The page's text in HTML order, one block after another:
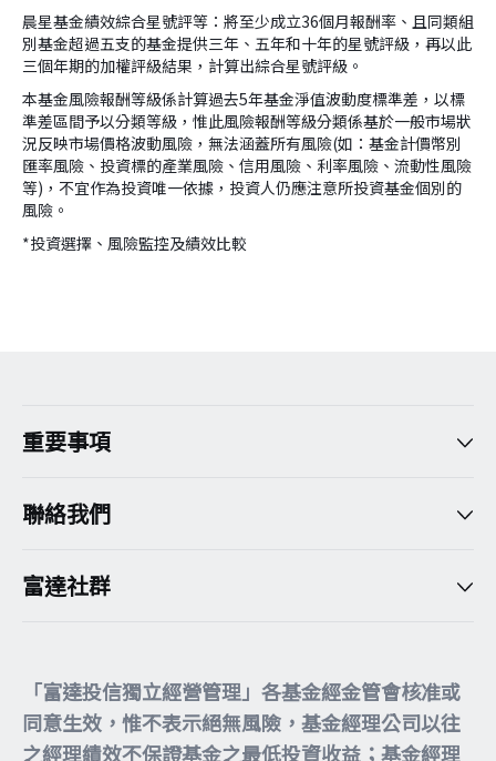
晨星基金績效綜合星號評等：將至少成立36個月報酬率、且同類組
別基金超過五支的基金提供三年、五年和十年的星號評級，再以此
三個年期的加權評級結果，計算出綜合星號評級。
本基金風險報酬等級係計算過去5年基金淨值波動度標準差，以標
準差區間予以分類等級，惟此風險報酬等級分類係基於一般市場狀
況反映市場價格波動風險，無法涵蓋所有風險(如：基金計價幣別
匯率風險、投資標的產業風險、信用風險、利率風險、流動性風險
等)，不宜作為投資唯一依據，投資人仍應注意所投資基金個別的
風險。
*投資選擇、風險監控及績效比較
重要事項
聯絡我們
富達社群
「富達投信獨立經營管理」各基金經金管會核准或
同意生效，惟不表示絕無風險，基金經理公司以往
之經理績效不保證基金之最低投資收益；基金經理